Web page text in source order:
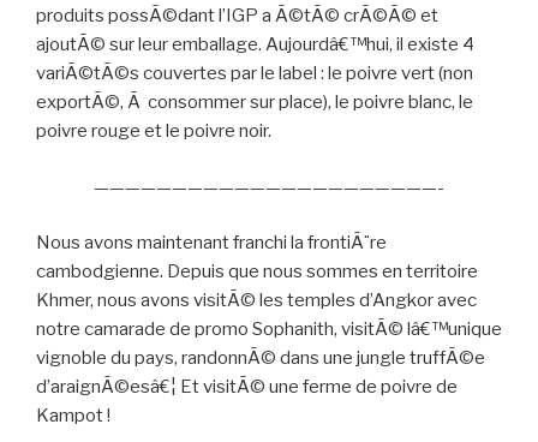
produits possÃ©dant l’IGP a Ã©tÃ© crÃ©Ã© et
ajoutÃ© sur leur emballage. Aujourdâ€™hui, il existe 4
variÃ©tÃ©s couvertes par le label : le poivre vert (non
exportÃ©, Ã consommer sur place), le poivre blanc, le
poivre rouge et le poivre noir.
——————————————————————-
Nous avons maintenant franchi la frontiÃ¨re
cambodgienne. Depuis que nous sommes en territoire
Khmer, nous avons visitÃ© les temples d’Angkor avec
notre camarade de promo Sophanith, visitÃ© lâ€™unique
vignoble du pays, randonnÃ© dans une jungle truffÃ©e
d’araignÃ©esâ€¦ Et visitÃ© une ferme de poivre de
Kampot !